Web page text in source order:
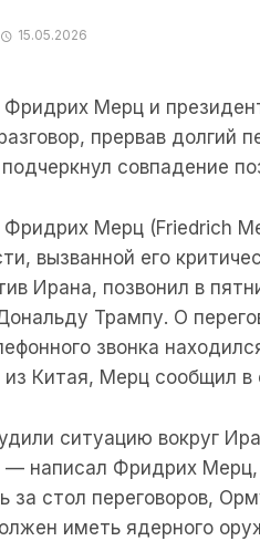
15.05.2026
Фридрих Мерц и
прервав долгий
совпадение
Мерц (Friedrich
вызванной его
Ирана, позвонил в
Трампу. О
звонка
из Китая, Мерц сообщил в
ситуацию вокруг
написал Фридрих
за стол переговоров,
иметь ядерного